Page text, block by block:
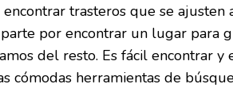
encontrar trasteros que se ajusten
por encontrar un lugar para
del resto. Es fácil encontrar
cómodas herramientas de